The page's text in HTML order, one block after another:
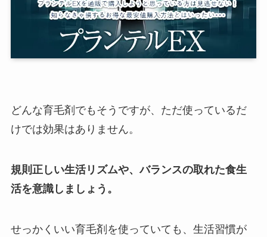
どんな育毛剤でもそうですが、ただ使っているだ
けでは効果はありません。
規則正しい生活リズムや、バランスの取れた食生
活を意識しましょう。
せっかくいい育毛剤を使っていても、生活習慣が